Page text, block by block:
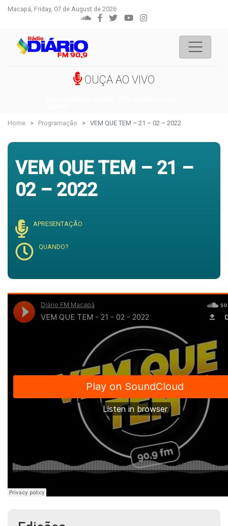
Macapá, Friday, 07 de August de 2026
OUÇA AO VIVO
Home Programação VEM QUE TEM – 21 – 02 – 2022
VEM QUE TEM – 21 –
02 – 2022
APRESENTAÇÃO
QUANDO?